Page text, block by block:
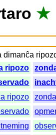
★
dimanĉa
ripozo
ripozo